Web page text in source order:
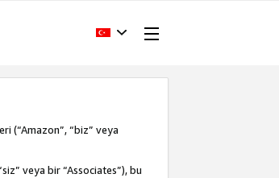
(“Amazon”, “biz” veya
veya bir “Associates”), bu